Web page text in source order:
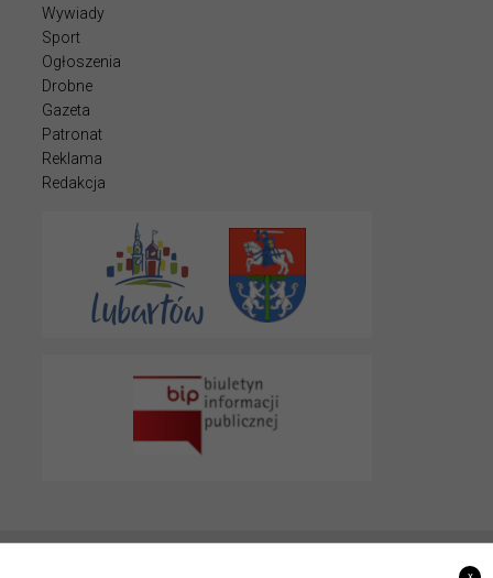
Wywiady
Sport
Ogłoszenia
Drobne
Gazeta
Patronat
Reklama
Redakcja